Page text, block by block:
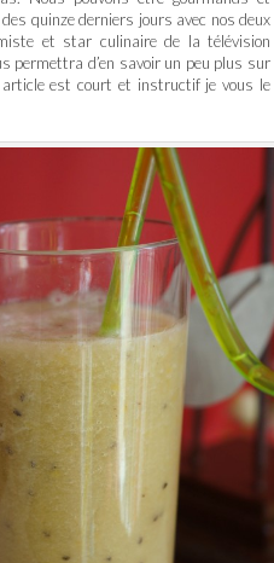
quinze derniers jours avec nos deux
et star culinaire de la télévision
permettra d’en savoir un peu plus sur
article est court et instructif je vous le